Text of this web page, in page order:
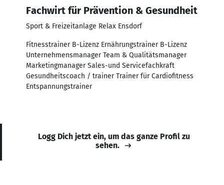
Fachwirt für Prävention & Gesundheit
Sport & Freizeitanlage Relax Ensdorf
Fitnesstrainer B-Lizenz Ernährungstrainer B-Lizenz
Unternehmensmanager Team & Qualitätsmanager
Marketingmanager Sales-und Servicefachkraft
Gesundheitscoach / trainer Trainer für Cardiofitness
Entspannungstrainer
Logg Dich jetzt ein, um das ganze Profil zu
sehen.